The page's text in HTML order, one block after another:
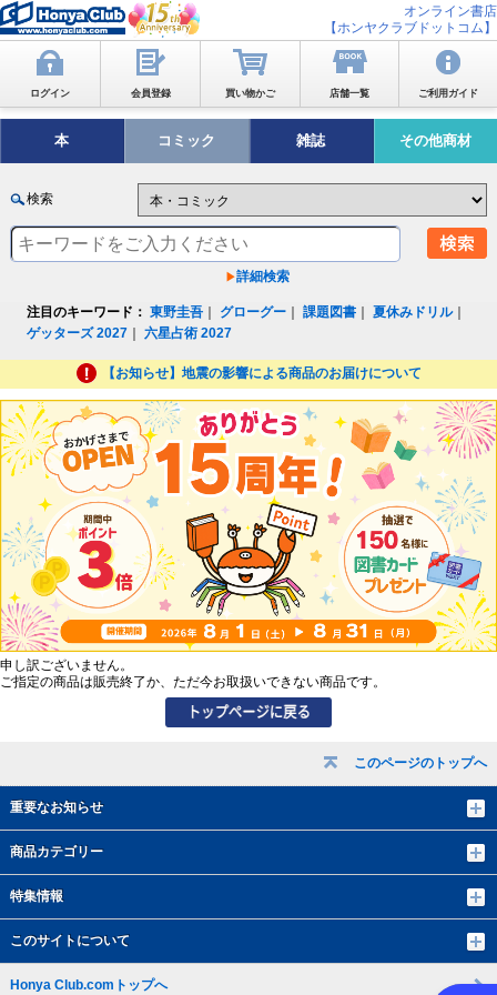
オンライン書店
【ホンヤクラブドットコム】
ログイン 会員登録 買い物かご 店舗一覧 ご利用ガイド
本 コミック 雑誌 その他商材
検索
詳細検索
注目のキーワード： 東野圭吾 グローグー ｜課題図書 ｜夏休みドリル｜
ゲッターズ 2027 ｜六星占術 2027
【お知らせ】地震の影響による商品のお届けについて
このページのトップへ
重要なお知らせ
商品カテゴリー
特集情報
このサイトについて
申し訳ございません。
ご指定の商品は販売終了か、ただ今お取扱いできない商品です。
Honya Club.comトップへ